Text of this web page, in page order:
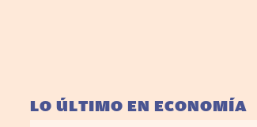
LO ÚLTIMO EN ECONOMÍA